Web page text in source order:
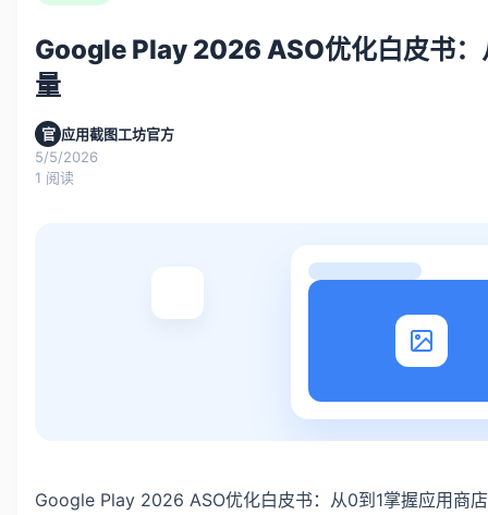
Google Play 2026 ASO优化白皮书
量
官 应用截图工坊官方
5/5/2026
1 阅读
Google Play 2026 ASO优化白皮书：从0到1掌握应用商